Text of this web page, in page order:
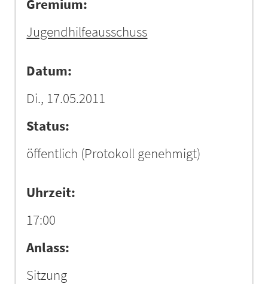
Gremium:
Jugendhilfeausschuss
Datum:
Di., 17.05.2011
Status:
öffentlich (Protokoll genehmigt)
Uhrzeit:
17:00
Anlass:
Sitzung